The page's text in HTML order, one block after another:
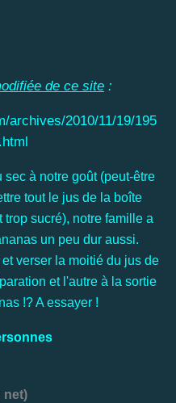
de ce site :
archives/2010/11/19/195
à notre goût (peut-être
tout le jus de la boîte
sucré), notre famille a
un peu dur aussi.
verser la moitié du jus de
et l'autre à la sortie
!? A essayer !
net)